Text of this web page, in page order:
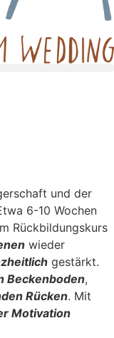
und der
6-10 Wochen
Rückbildungskurs
wieder
gestärkt.
Beckenboden,
Rücken. Mit
Motivation